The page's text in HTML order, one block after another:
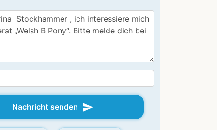
Nachricht senden send